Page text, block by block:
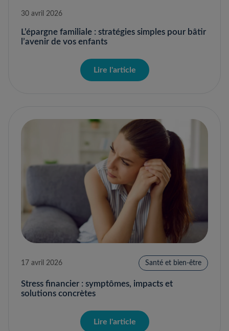
30 avril 2026
L’épargne familiale : stratégies simples pour bâtir
l’avenir de vos enfants
Lire l'article
17 avril 2026 Santé et bien-être
Stress financier : symptômes, impacts et
solutions concrètes
Lire l'article